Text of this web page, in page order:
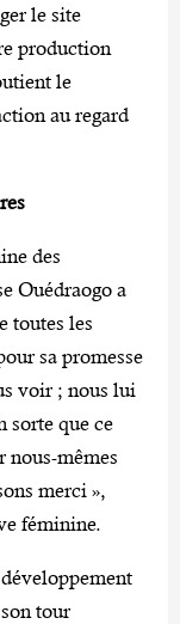
le site
production
le
au regard
des
Ouédraogo a
toutes les
sa promesse
voir ; nous lui
sorte que ce
nous-mêmes
merci »,
féminine.
tour